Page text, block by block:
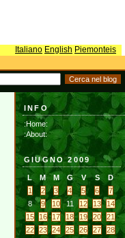
Italiano English Piemonteis
INFO
:Home:
:About:
GIUGNO 2009
L M M G V S
D
1
2 3 4 5 6
7
8
9 10 11 12 13
14
15
16 17 18 19 20
21
22
23 24 25 26 27
28